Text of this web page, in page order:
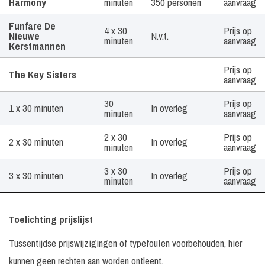
Funfare De
Nieuwe
Kerstmannen
4 x 30
minuten N.v.t. Prijs op
aanvraag
The Key Sisters Prijs op
aanvraag
1 x 30 minuten 30
minuten In overleg Prijs op
aanvraag
2 x 30 minuten 2 x 30
minuten In overleg Prijs op
aanvraag
3 x 30 minuten 3 x 30
minuten In overleg Prijs op
aanvraag
Toelichting prijslijst
Tussentijdse prijswijzigingen of typefouten voorbehouden, hier
kunnen geen rechten aan worden ontleent.